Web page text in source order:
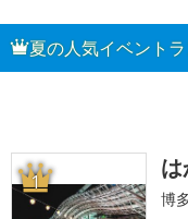
夏の人気イベント
1
博